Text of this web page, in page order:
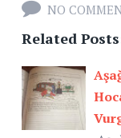
NO
Related